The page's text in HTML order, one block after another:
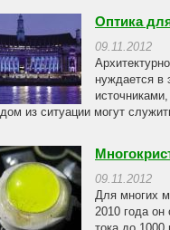
Оптика
09.11.2012
нуждается в
из ситуации могут
09.11.2012
Для многих
2010 года он